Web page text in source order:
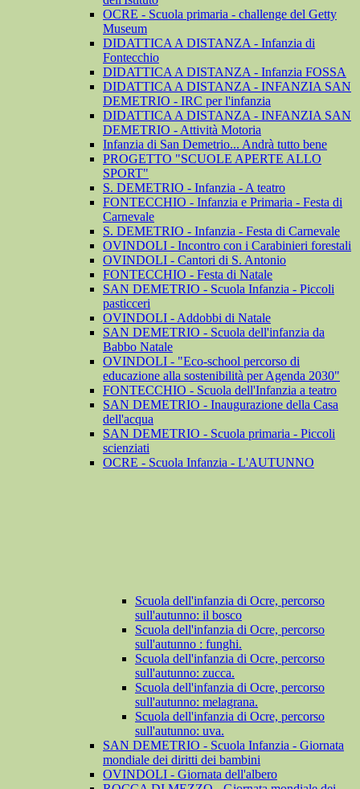
OCRE - Scuola primaria - challenge del Getty
Museum
DIDATTICA A DISTANZA - Infanzia di
Fontecchio
DIDATTICA A DISTANZA - Infanzia FOSSA
DIDATTICA A DISTANZA - INFANZIA SAN
DEMETRIO - IRC per l'infanzia
DIDATTICA A DISTANZA - INFANZIA SAN
DEMETRIO - Attività Motoria
Infanzia di San Demetrio... Andrà tutto bene
PROGETTO "SCUOLE APERTE ALLO
SPORT"
S. DEMETRIO - Infanzia - A teatro
FONTECCHIO - Infanzia e Primaria - Festa di
Carnevale
S. DEMETRIO - Infanzia - Festa di Carnevale
OVINDOLI - Incontro con i Carabinieri forestali
OVINDOLI - Cantori di S. Antonio
FONTECCHIO - Festa di Natale
SAN DEMETRIO - Scuola Infanzia - Piccoli
pasticceri
OVINDOLI - Addobbi di Natale
SAN DEMETRIO - Scuola dell'infanzia da
Babbo Natale
OVINDOLI - "Eco-school percorso di
educazione alla sostenibilità per Agenda 2030"
FONTECCHIO - Scuola dell'Infanzia a teatro
SAN DEMETRIO - Inaugurazione della Casa
dell'acqua
SAN DEMETRIO - Scuola primaria - Piccoli
scienziati
OCRE - Scuola Infanzia - L'AUTUNNO
Scuola dell'infanzia di Ocre, percorso
sull'autunno: il bosco
Scuola dell'infanzia di Ocre, percorso
sull'autunno : funghi.
Scuola dell'infanzia di Ocre, percorso
sull'autunno: zucca.
Scuola dell'infanzia di Ocre, percorso
sull'autunno: melagrana.
Scuola dell'infanzia di Ocre, percorso
sull'autunno: uva.
SAN DEMETRIO - Scuola Infanzia - Giornata
mondiale dei diritti dei bambini
OVINDOLI - Giornata dell'albero